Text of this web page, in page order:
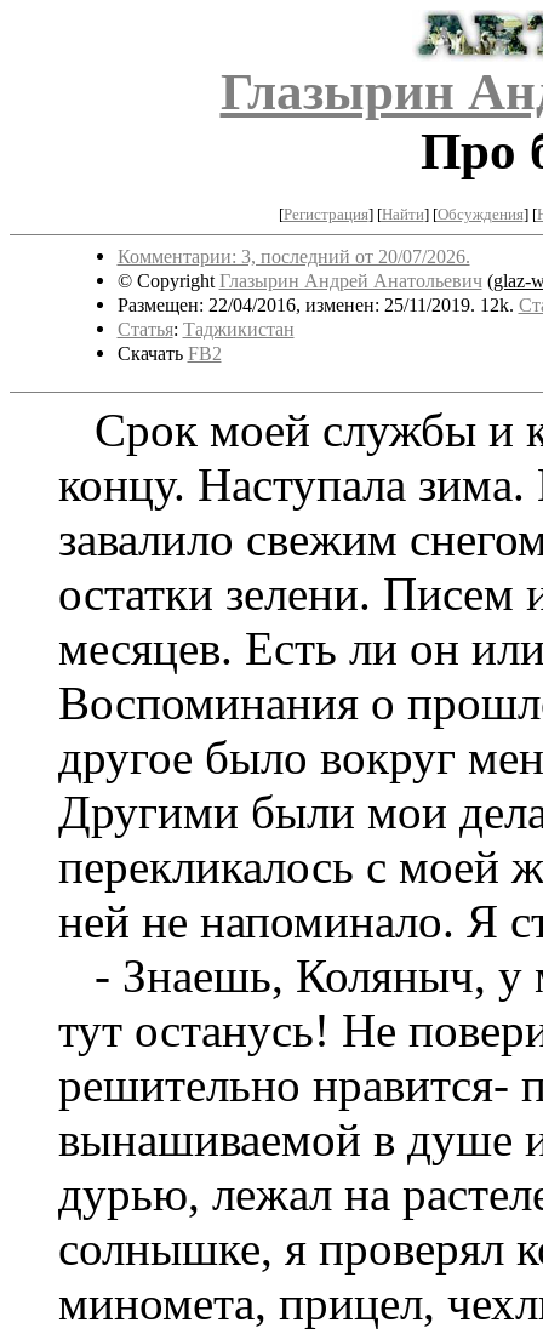
Глазырин
Про
[Регистрация] [Найти] [Обсуждения] [
Комментарии: 3, последний от 20/07/2026.
© CopyrightГлазырин Андрей Анатольевич(glaz-
Размещен: 22/04/2016, изменен: 25/11/2019. 12k.
Статья: Таджикистан
Скачать FB2
Срок моей службы и
концу. Наступала
завалило свежим
остатки зелени. Писем
месяцев. Есть ли он
Воспоминания о
другое было вокруг
Другими были мои
перекликалось с моей
ней не напоминало. Я
- Знаешь, Коляныч, у
тут останусь! Не
решительно нравится-
вынашиваемой в душе
дурью, лежал на
солнышке, я проверял
миномета, прицел,